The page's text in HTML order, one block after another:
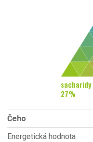
sacharidy
27%
Čeho
Energetická hodnota